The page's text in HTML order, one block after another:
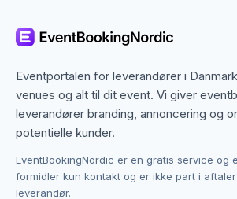
base i Aarhus, men også specialister
muligheder, hvis du har en bestemt
budget eller en speciel ramme i
Kontakten foregår altid direkte mellem
EventBookingNordic er en åben
hverken gebyr eller provision, og du
Eventportalen for leverandører i
venues og alt til dit event. Vi giver
leverandører branding, annoncering og
potentielle kunder.
EventBookingNordic er en gratis service og
formidler kun kontakt og er ikke part i
leverandør.